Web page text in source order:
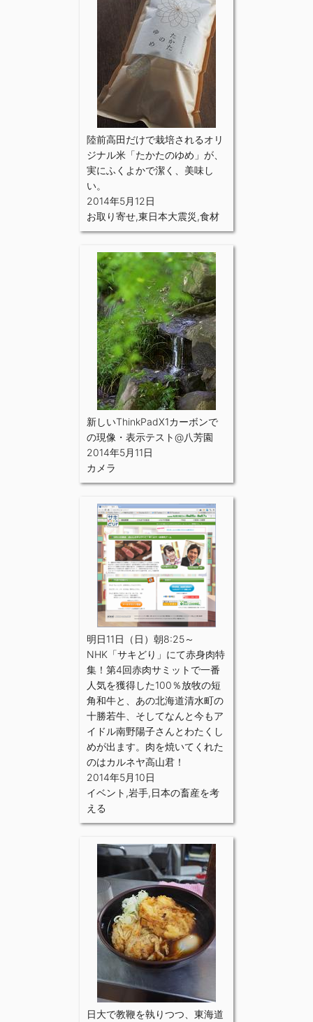
陸前高田だけで栽培されるオリ
ジナル米「たかたのゆめ」が、
実にふくよかで潔く、美味し
い。
2014年5月12日
お取り寄せ,東日本大震災,食材
新しいThinkPadX1カーボンで
の現像・表示テスト@八芳園
2014年5月11日
カメラ
明日11日（日）朝8:25～
NHK「サキどり」にて赤身肉特
集！第4回赤肉サミットで一番
人気を獲得した100％放牧の短
角和牛と、あの北海道清水町の
十勝若牛、そしてなんと今もア
イドル南野陽子さんとわたくし
めが出ます。肉を焼いてくれた
のはカルネヤ高山君！
2014年5月10日
イベント ,岩手,日本の畜産を考
える
日大で教鞭を執りつつ、東海道